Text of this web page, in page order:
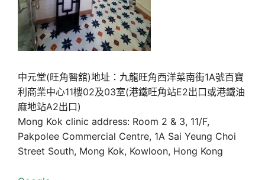
中元堂(旺角醫舘)地址：九龍旺角西洋菜南街1A號百寶
利商業中心11樓02及03室(港鐵旺角站E2出口或港鐵油
麻地站A2出口)
Mong Kok clinic address: Room 2 & 3, 11/F,
Pakpolee Commercial Centre, 1A Sai Yeung Choi
Street South, Mong Kok, Kowloon, Hong Kong